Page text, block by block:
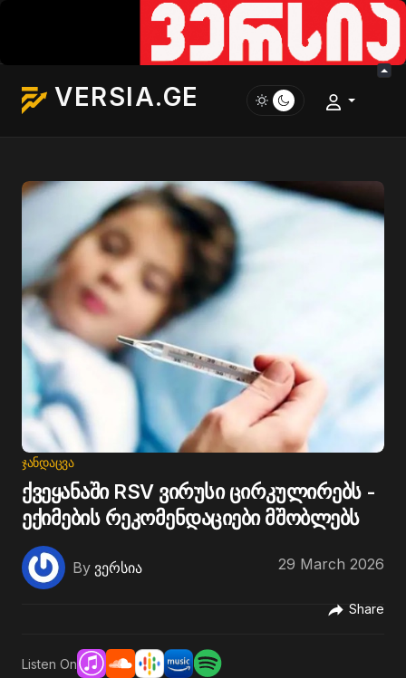
VERSIA.GE
ᲯᲐᲜᲓᲐᲪᲕᲐ
ქვეყანაში RSV ვირუსი ცირკულირებს -
ექიმების რეკომენდაციები მშობლებს
By ვერსია 29 March 2026
Share
Listen On